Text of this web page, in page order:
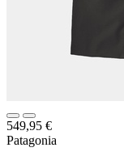
549,95 €
Patagonia